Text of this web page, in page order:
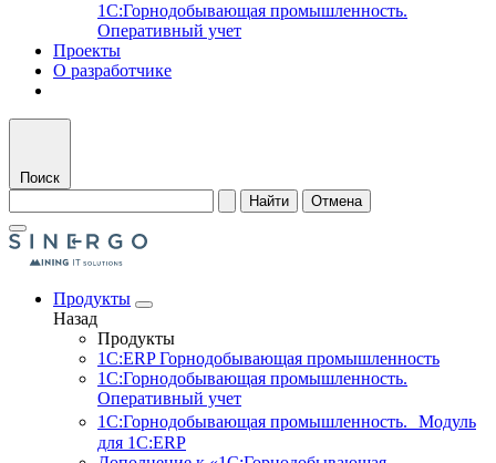
1С:Горнодобывающая промышленность.
Оперативный учет
Проекты
О разработчике
Поиск
Найти
Отмена
Продукты
Назад
Продукты
1С:ERP Горнодобывающая промышленность
1С:Горнодобывающая промышленность.
Оперативный учет
1С:Горнодобывающая промышленность. Модуль
для 1С:ERP